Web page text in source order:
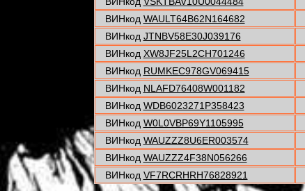
ВИНкод WAULT64B62N164682
ВИНкод JTNBV58E30J039176
ВИНкод XW8JF25L2CH701246
ВИНкод RUMKEC978GV069415
ВИНкод NLAFD76408W001182
ВИНкод WDB6023271P358423
ВИНкод W0L0VBP69Y1105995
ВИНкод WAUZZZ8U6ER003574
ВИНкод WAUZZZ4F38N056266
ВИНкод VF7RCRHRH76828921